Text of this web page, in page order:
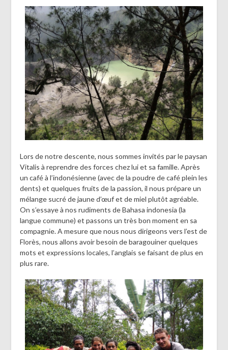
Lors de notre descente, nous sommes invités par le paysan
Vitalis à reprendre des forces chez lui et sa famille. Après
un café à l’indonésienne (avec de la poudre de café plein les
dents) et quelques fruits de la passion, il nous prépare un
mélange sucré de jaune d’œuf et de miel plutôt agréable.
On s’essaye à nos rudiments de Bahasa indonesia (la
langue commune) et passons un très bon moment en sa
compagnie. A mesure que nous nous dirigeons vers l’est de
Florès, nous allons avoir besoin de baragouiner quelques
mots et expressions locales, l’anglais se faisant de plus en
plus rare.